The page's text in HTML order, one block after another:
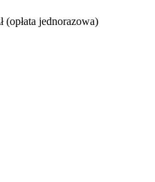
(opłata jednorazowa)